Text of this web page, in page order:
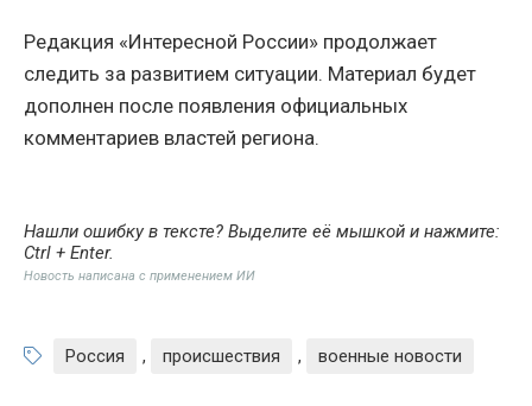
Редакция «Интересной России» продолжает
следить за развитием ситуации. Материал будет
дополнен после появления официальных
комментариев властей региона.
Нашли ошибку в тексте? Выделите её мышкой и нажмите:
Ctrl + Enter.
Новость написана с применением ИИ
Россия , происшествия , военные новости